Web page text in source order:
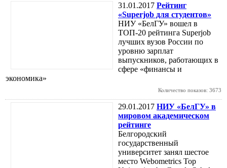
31.01.2017 Рейтинг
«Superjob для студентов»
НИУ «БелГУ» вошел в
ТОП-20 рейтинга Superjob
лучших вузов России по
уровню зарплат
выпускников, работающих в
сфере «финансы и
экономика»
Количество показов: 3673
29.01.2017 НИУ «БелГУ» в
мировом академическом
рейтинге
Белгородский
государственный
университет занял шестое
место Webometrics Top